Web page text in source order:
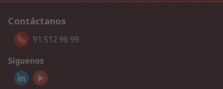
Contáctanos
91 512 96 99
Síguenos